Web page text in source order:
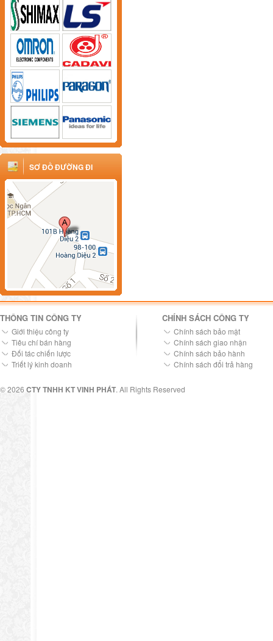
SƠ ĐỒ ĐƯỜNG ĐI
THÔNG TIN CÔNG TY
Giới thiệu công ty
Tiêu chí bán hàng
Đối tác chiến lược
Triết lý kinh doanh
CHÍNH SÁCH CÔNG TY
Chính sách bảo mật
Chính sách giao nhận
Chính sách bảo hành
Chính sách đổi trả hàng
© 2026 CTY TNHH KT VINH PHÁT. All Rights Reserved